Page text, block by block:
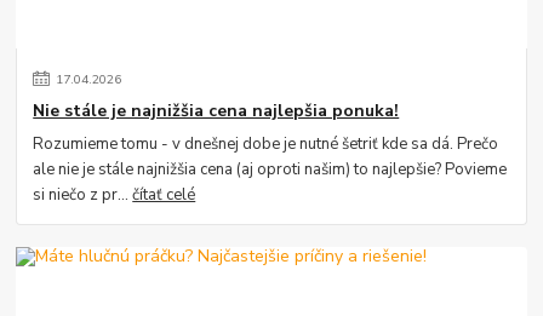
17.04.2026
Nie stále je najnižšia cena najlepšia ponuka!
Rozumieme tomu - v dnešnej dobe je nutné šetriť kde sa dá. Prečo
ale nie je stále najnižšia cena (aj oproti našim) to najlepšie? Povieme
si niečo z pr...čítať celé